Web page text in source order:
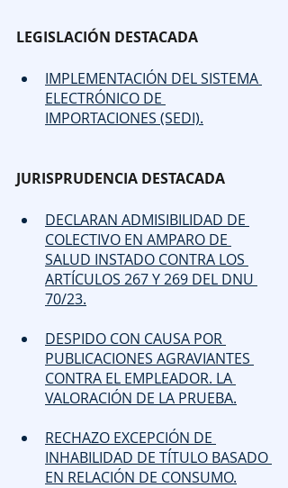
LEGISLACIÓN DESTACADA
IMPLEMENTACIÓN DEL SISTEMA
ELECTRÓNICO DE
IMPORTACIONES (SEDI).
JURISPRUDENCIA DESTACADA
DECLARAN ADMISIBILIDAD DE
COLECTIVO EN AMPARO DE
SALUD INSTADO CONTRA LOS
ARTÍCULOS 267 Y 269 DEL DNU
70/23.
DESPIDO CON CAUSA POR
PUBLICACIONES AGRAVIANTES
CONTRA EL EMPLEADOR. LA
VALORACIÓN DE LA PRUEBA.
RECHAZO EXCEPCIÓN DE
INHABILIDAD DE TÍTULO BASADO
EN RELACIÓN DE CONSUMO.